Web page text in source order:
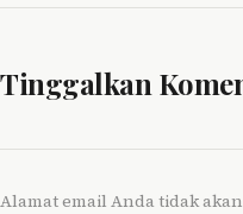
Tinggalkan
Alamat email Anda tidak